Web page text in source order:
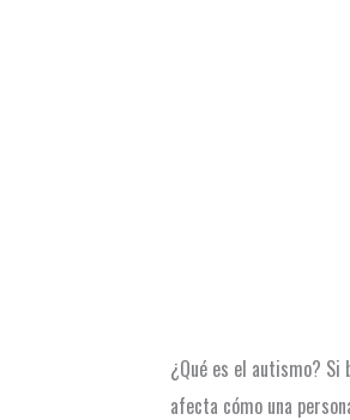
¿Qué es el autismo?
afecta cómo una